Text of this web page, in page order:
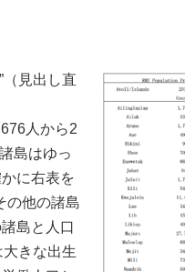
（見出し直
人から2
島はゆっ
に右表を
の他の諸島
島と人口
きな出生